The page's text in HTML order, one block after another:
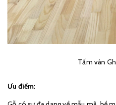
Tấm ván
Ưu điểm: